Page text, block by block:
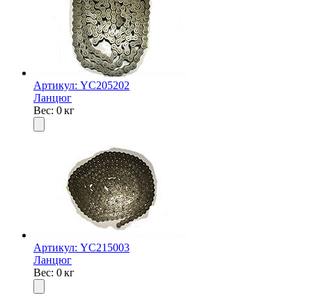
Артикул: YC205202
Ланцюг
Вес: 0 кг
Артикул: YC215003
Ланцюг
Вес: 0 кг